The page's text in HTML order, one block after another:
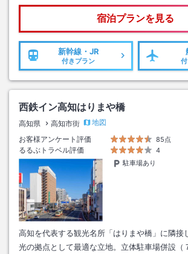
宿泊プランを見る
新幹線・JR
付きプラン
西鉄イン高知はりまや橋
高知県 高知市街
地図
お客様アンケート評価
85点
るるぶトラベル評価
4
駐車場あり
高知を代表する観光名所「はりまや橋」に隣接
光の拠点として最適な立地。立体駐車場併設（